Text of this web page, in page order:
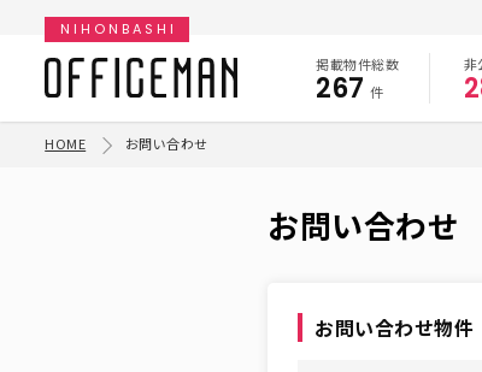
NIHONBASHI
掲載物件総数
267 件
非
HOME お問い合わせ
お問い合わせ
お問い合わせ物件